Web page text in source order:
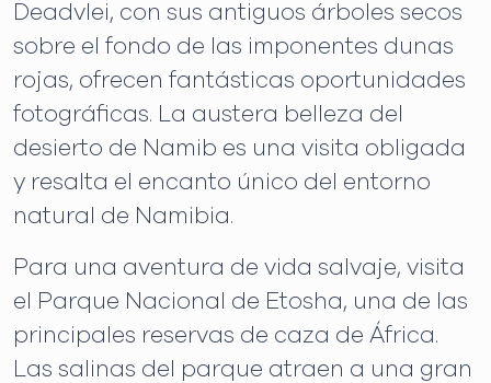
Deadvlei, con sus antiguos árboles secos
sobre el fondo de las imponentes dunas
rojas, ofrecen fantásticas oportunidades
fotográficas. La austera belleza del
desierto de Namib es una visita obligada
y resalta el encanto único del entorno
natural de Namibia.
Para una aventura de vida salvaje, visita
el Parque Nacional de Etosha, una de las
principales reservas de caza de África.
Las salinas del parque atraen a una gran